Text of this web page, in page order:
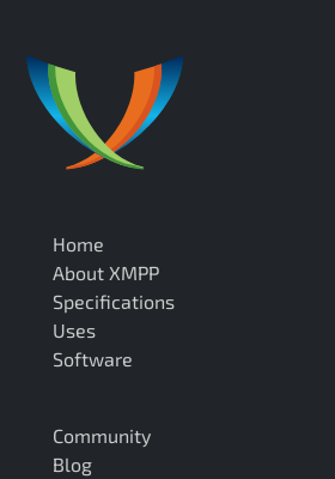
Home
About XMPP
Specifications
Uses
Software
Community
Blog